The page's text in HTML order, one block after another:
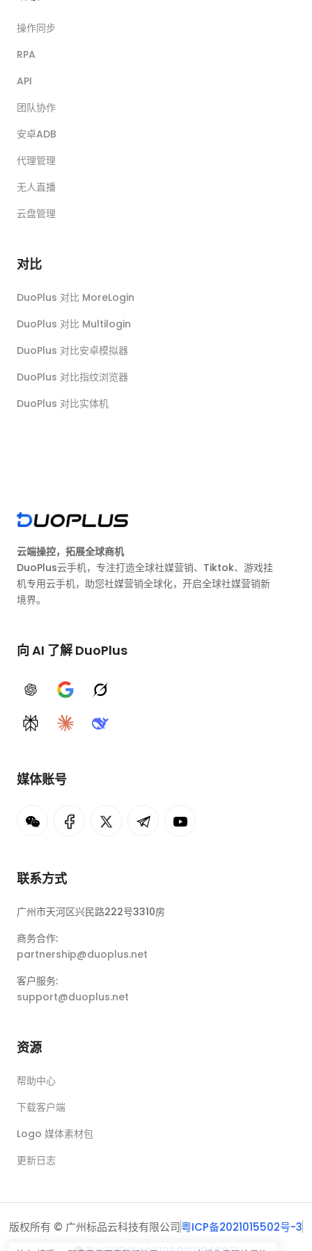
操作同步
RPA
API
团队协作
安卓ADB
代理管理
无人直播
云盘管理
对比
DuoPlus 对比 MoreLogin
DuoPlus 对比 Multilogin
DuoPlus 对比安卓模拟器
DuoPlus 对比指纹浏览器
DuoPlus 对比实体机
云端操控，拓展全球商机
DuoPlus云手机，专注打造全球社媒营销、Tiktok、游戏挂
机专用云手机，助您社媒营销全球化，开启全球社媒营销新
境界。
向 AI 了解 DuoPlus
ChatGPTGoogle AIGrok
PerplexityClaudeDeepSeek
媒体账号
联系方式
广州市天河区兴民路222号3310房
商务合作:
partnership@duoplus.net
客户服务:
support@duoplus.net
资源
帮助中心
下载客户端
Logo 媒体素材包
更新日志
版权所有 © 广州标品云科技有限公司粤ICP备2021015502号-3